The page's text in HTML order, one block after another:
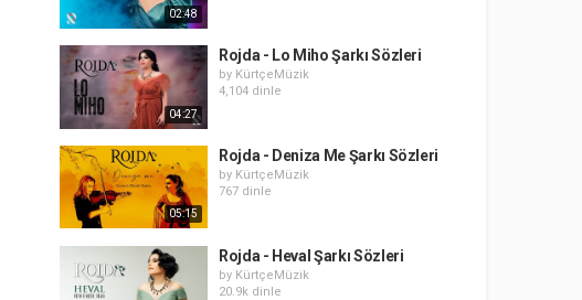
02:48
04:27
Rojda - Lo Miho Şarkı Sözleri
by KürtçeMüzik
4,104 dinle
05:15
Rojda - Deniza Me Şarkı Sözleri
by KürtçeMüzik
767 dinle
Rojda - Heval Şarkı Sözleri
by KürtçeMüzik
20.9k dinle